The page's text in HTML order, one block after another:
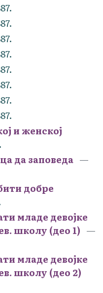
и женској
да заповеда
добре
младе девојке
школу (део 1)
младе девојке
школу (део 2)